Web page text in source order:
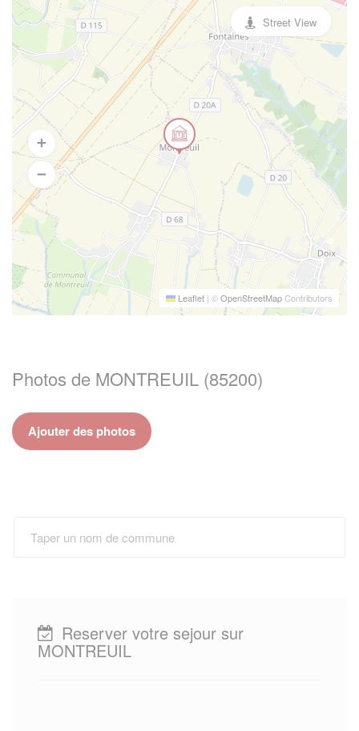
Leaflet | ©OpenStreetMapContributors
Street View
Photos de MONTREUIL (85200)
Ajouter des photos
Reserver votre sejour sur
MONTREUIL